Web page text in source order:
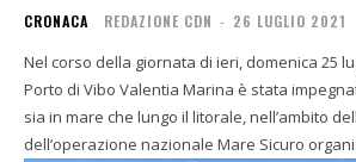
CRONACA REDAZIONE CDN - 26 LUGLIO 2021
Nel corso della giornata di ieri, domenica 25
Porto di Vibo Valentia Marina è stata
sia in mare che lungo il litorale, nell’ambito
dell’operazione nazionale Mare Sicuro